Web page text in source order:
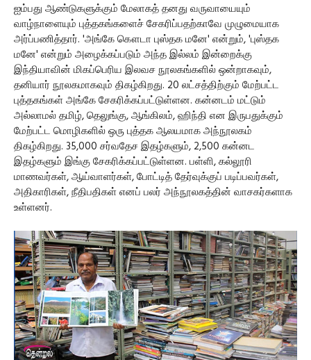
ஐம்பது ஆண்டுகளுக்கும் மேலாகத் தனது வருவாயையும்
வாழ்நாளையும் புத்தகங்களைச் சேகரிப்பதற்காவே முழுமையாக
அர்ப்பணித்தார். 'அங்கே கௌடா புஸ்தக மனே' என்றும், 'புஸ்தக
மனே' என்றும் அழைக்கப்படும் அந்த இல்லம் இன்றைக்கு
இந்தியாவின் மிகப்பெரிய இலவச நூலகங்களில் ஒன்றாகவும்,
தனியார் நூலகமாகவும் திகழ்கிறது. 20 லட்சத்திற்கும் மேற்பட்ட
புத்தகங்கள் அங்கே சேகரிக்கப்பட்டுள்ளன. கன்னடம் மட்டும்
அல்லாமல் தமிழ், தெலுங்கு, ஆங்கிலம், ஹிந்தி என இருபதுக்கும்
மேற்பட்ட மொழிகளில் ஒரு புத்தக ஆலயமாக அந்நூலகம்
திகழ்கிறது. 35,000 சர்வதேச இதழ்களும், 2,500 கன்னட
இதழ்களும் இங்கு சேகரிக்கப்பட்டுள்ளன. பள்ளி, கல்லூரி
மாணவர்கள், ஆய்வாளர்கள், போட்டித் தேர்வுக்குப் படிப்பவர்கள்,
அதிகாரிகள், நீதிபதிகள் எனப் பலர் அந்நூலகத்தின் வாசகர்களாக
உள்ளனர்.